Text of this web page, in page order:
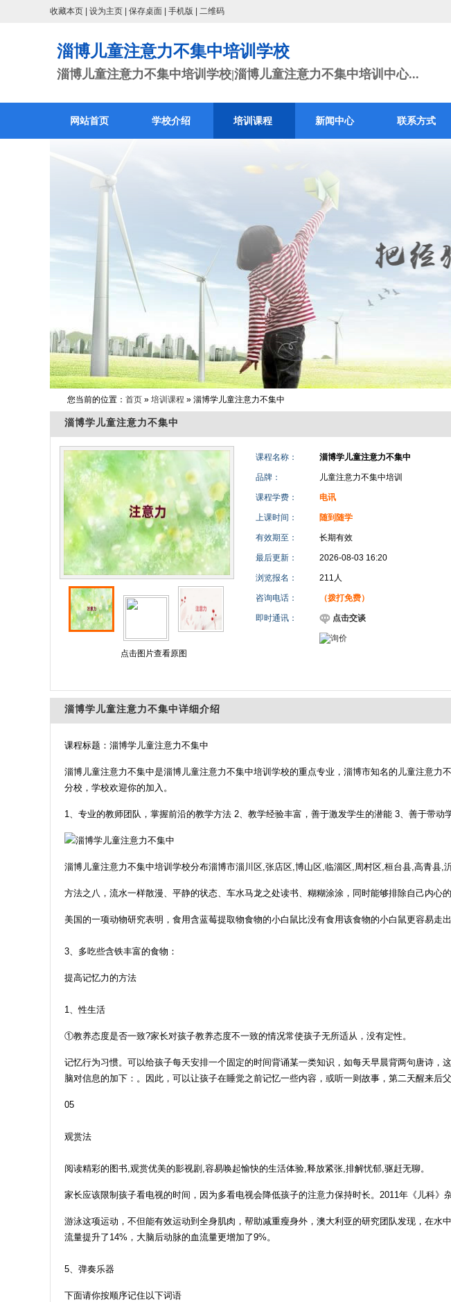
收藏本页 设为主页 保存桌面 手机版 二维码
淄博儿童注意力不集中培训学校
淄博儿童注意力不集中培训学校|淄博儿童注意力不集中培训中心...
网站首页 学校介绍 培训课程 新闻中心 联系方式
您当前的位置： 首页 » 培训课程 » 淄博学儿童注意力不集中
淄博学儿童注意力不集中
点击图片查看原图
课程名称： 淄博学儿童注意力不集中
品牌： 儿童注意力不集中培训
课程学费： 电讯
上课时间： 随到随学
有效期至： 长期有效
最后更新： 2026-08-03 16:20
浏览报名： 211人
咨询电话： （拨打免费）
即时通讯： 点击交谈
淄博学儿童注意力不集中详细介绍
课程标题：淄博学儿童注意力不集中
淄博儿童注意力不集中是淄博儿童注意力不集中培训学校的重点专业，淄博市知名的儿童注意
分校，学校欢迎你的加入。
1、专业的教师团队，掌握前沿的教学方法 2、教学经验丰富，善于激发学生的潜能 3、善于带动
淄博儿童注意力不集中培训学校分布淄博市淄川区,张店区,博山区,临淄区,周村区,桓台县,高青县,
方法之八，流水一样散漫、平静的状态、车水马龙之处读书、糊糊涂涂，同时能够排除自己内心
美国的一项动物研究表明，食用含蓝莓提取物食物的小白鼠比没有食用该食物的小白鼠更容易走
3、多吃些含铁丰富的食物：
提高记忆力的方法
1、性生活
①教养态度是否一致?家长对孩子教养态度不一致的情况常使孩子无所适从，没有定性。
记忆行为习惯。可以给孩子每天安排一个固定的时间背诵某一类知识，如每天早晨背两句唐诗
脑对信息的加下：。因此，可以让孩子在睡觉之前记忆一些内容，或听一则故事，第二天醒来后
05
观赏法
阅读精彩的图书,观赏优美的影视剧,容易唤起愉快的生活体验,释放紧张,排解忧郁,驱赶无聊。
家长应该限制孩子看电视的时间，因为多看电视会降低孩子的注意力保持时长。2011年《儿科
游泳这项运动，不但能有效运动到全身肌肉，帮助减重瘦身外，澳大利亚的研究团队发现，在
流量提升了14%，大脑后动脉的血流量更增加了9%。
5、弹奏乐器
下面请你按顺序记住以下词语